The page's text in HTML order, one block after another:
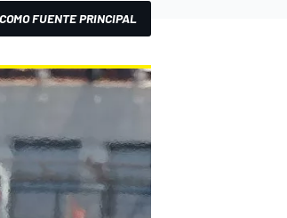
FUENTE PRINCIPAL